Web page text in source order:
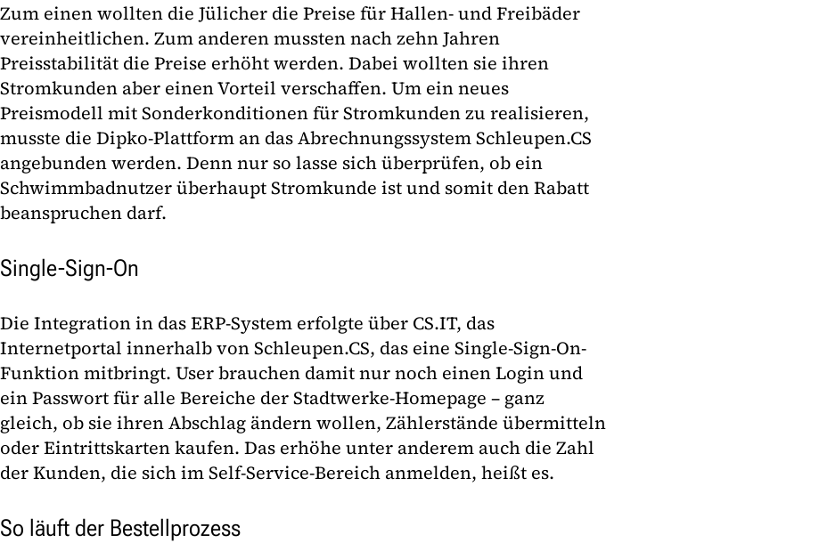
Zum einen wollten die Jülicher die Preise für Hallen- und Freibäder
vereinheitlichen. Zum anderen mussten nach zehn Jahren
Preisstabilität die Preise erhöht werden. Dabei wollten sie ihren
Stromkunden aber einen Vorteil verschaffen. Um ein neues
Preismodell mit Sonderkonditionen für Stromkunden zu realisieren,
musste die Dipko-Plattform an das Abrechnungssystem Schleupen.CS
angebunden werden. Denn nur so lasse sich überprüfen, ob ein
Schwimmbadnutzer überhaupt Stromkunde ist und somit den Rabatt
beanspruchen darf.
Single-Sign-On
Die Integration in das ERP-System erfolgte über CS.IT, das
Internetportal innerhalb von Schleupen.CS, das eine Single-Sign-On-
Funktion mitbringt. User brauchen damit nur noch einen Login und
ein Passwort für alle Bereiche der Stadtwerke-Homepage – ganz
gleich, ob sie ihren Abschlag ändern wollen, Zählerstände übermitteln
oder Eintrittskarten kaufen. Das erhöhe unter anderem auch die Zahl
der Kunden, die sich im Self-Service-Bereich anmelden, heißt es.
So läuft der Bestellprozess